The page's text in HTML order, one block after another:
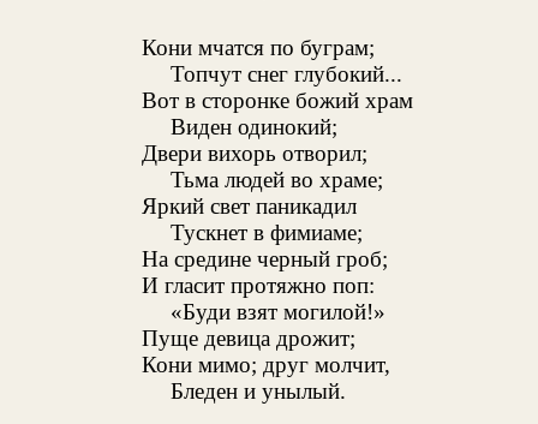
Кони мчатся по буграм;
Топчут снег глубокий...
Вот в сторонке божий храм
Виден одинокий;
Двери вихорь отворил;
Тьма людей во храме;
Яркий свет паникадил
Тускнет в фимиаме;
На средине черный гроб;
И гласит протяжно поп:
«Буди взят могилой!»
Пуще девица дрожит;
Кони мимо; друг молчит,
Бледен и унылый.